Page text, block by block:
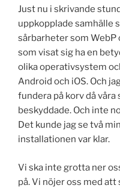
Just nu i skrivande
uppkopplade samhälle
sårbarheter som WebP
som visat sig ha en
olika operativsystem
Android och iOS. Och
fundera på korv då
beskyddade. Och inte
Det kunde jag se två
installationen var klar.
Vi ska inte grotta ner
på. Vi nöjer oss med att